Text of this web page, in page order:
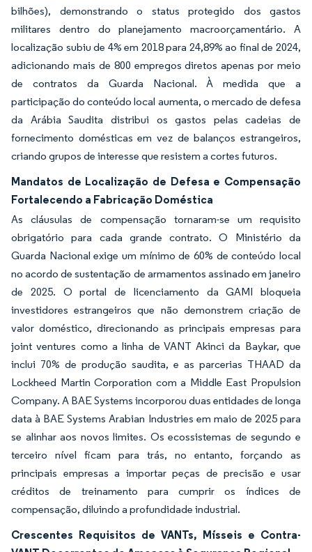
bilhões), demonstrando o status protegido dos gastos
militares dentro do planejamento macroorçamentário. A
localização subiu de 4% em 2018 para 24,89% ao final de 2024,
adicionando mais de 800 empregos diretos apenas por meio
de contratos da Guarda Nacional. À medida que a
participação do conteúdo local aumenta, o mercado de defesa
da Arábia Saudita distribui os gastos pelas cadeias de
fornecimento domésticas em vez de balanços estrangeiros,
criando grupos de interesse que resistem a cortes futuros.
Mandatos de Localização de Defesa e Compensação
Fortalecendo a Fabricação Doméstica
As cláusulas de compensação tornaram-se um requisito
obrigatório para cada grande contrato. O Ministério da
Guarda Nacional exige um mínimo de 60% de conteúdo local
no acordo de sustentação de armamentos assinado em janeiro
de 2025. O portal de licenciamento da GAMI bloqueia
investidores estrangeiros que não demonstrem criação de
valor doméstico, direcionando as principais empresas para
joint ventures como a linha de VANT Akinci da Baykar, que
inclui 70% de produção saudita, e as parcerias THAAD da
Lockheed Martin Corporation com a Middle East Propulsion
Company. A BAE Systems incorporou duas entidades de longa
data à BAE Systems Arabian Industries em maio de 2025 para
se alinhar aos novos limites. Os ecossistemas de segundo e
terceiro nível ficam para trás, no entanto, forçando as
principais empresas a importar peças de precisão e usar
créditos de treinamento para cumprir os índices de
compensação, diluindo a profundidade industrial.
Crescentes Requisitos de VANTs, Mísseis e Contra-